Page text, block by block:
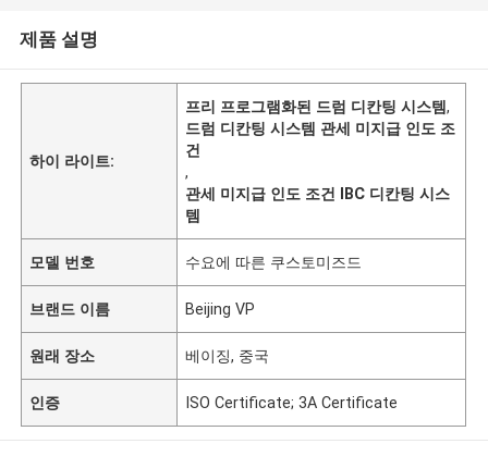
제품 설명
하이 라이트:
프리 프로그램화된 드럼 디칸팅 시스템,
드럼 디칸팅 시스템 관세 미지급 인도 조
건
,
관세 미지급 인도 조건 IBC 디칸팅 시스
템
모델 번호 수요에 따른 쿠스토미즈드
브랜드 이름 Beijing VP
원래 장소 베이징, 중국
인증 ISO Certificate; 3A Certificate